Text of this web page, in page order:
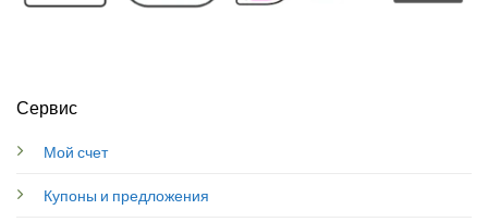
Сервис
Мой счет
Купоны и предложения